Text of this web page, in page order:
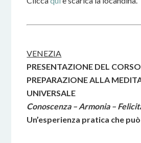
VENEZIA
PRESENTAZIONE DEL
PREPARAZIONE ALLA
UNIVERSALE
Conoscenza – Armonia –
Un’esperienza pratica che